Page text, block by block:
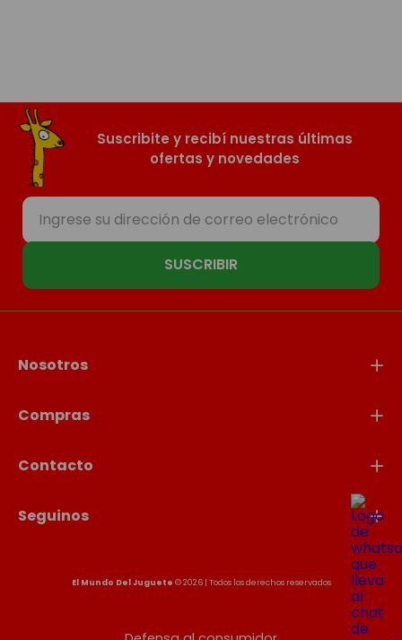
Suscribite y recibí nuestras últimas
ofertas y novedades
SUSCRIBIR
Nosotros
Compras
Contacto
Seguinos
El Mundo Del Juguete © 2026 | Todos los derechos reservados